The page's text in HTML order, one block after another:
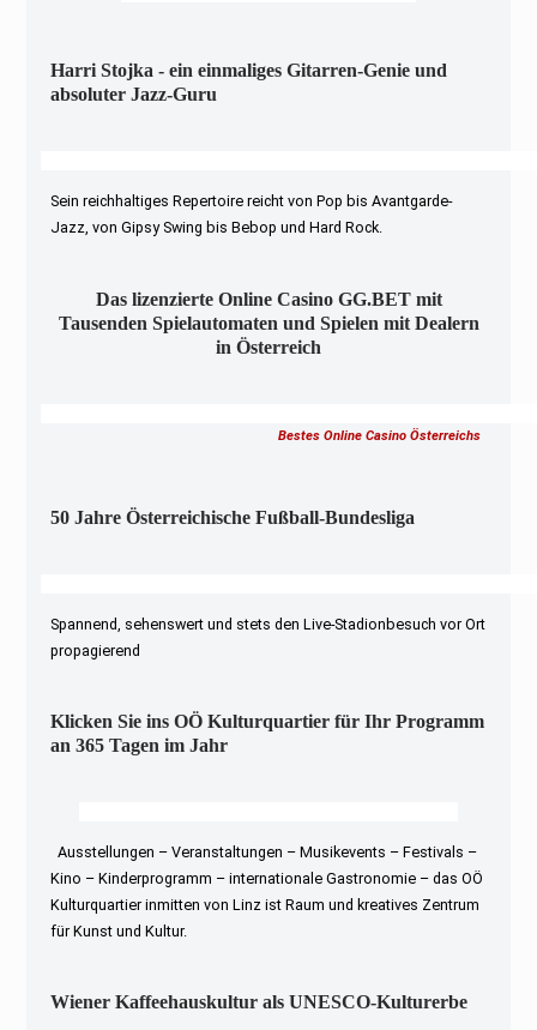
Harri Stojka - ein einmaliges Gitarren-Genie und
absoluter Jazz-Guru
Sein reichhaltiges Repertoire reicht von Pop bis Avantgarde-
Jazz, von Gipsy Swing bis Bebop und Hard Rock.
Das lizenzierte Online Casino GG.BET mit
Tausenden Spielautomaten und Spielen mit Dealern
in Österreich
Bestes Online Casino Österreichs
50 Jahre Österreichische Fußball-Bundesliga
Spannend, sehenswert und stets den Live-Stadionbesuch vor Ort
propagierend
Klicken Sie ins OÖ Kulturquartier für Ihr Programm
an 365 Tagen im Jahr
Ausstellungen – Veranstaltungen – Musikevents – Festivals –
Kino – Kinderprogramm – internationale Gastronomie – das OÖ
Kulturquartier inmitten von Linz ist Raum und kreatives Zentrum
für Kunst und Kultur.
Wiener Kaffeehauskultur als UNESCO-Kulturerbe